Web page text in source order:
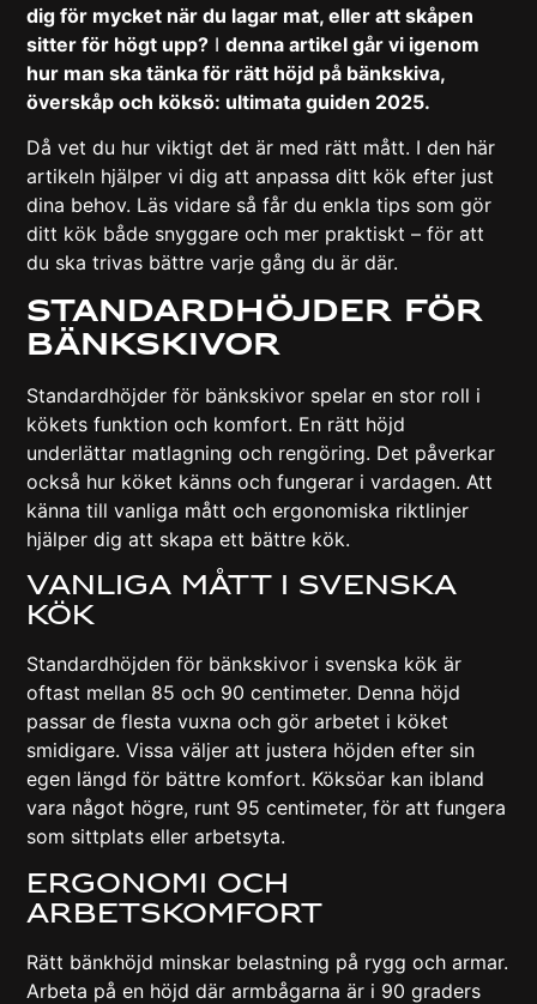
dig för mycket när du lagar mat, eller att skåpen
sitter för högt upp? Idenna artikel går vi igenom
hur man ska tänka för rätt höjd på bänkskiva,
överskåp och köksö: ultimata guiden 2025.
Då vet du hur viktigt det är med rätt mått. I den här
artikeln hjälper vi dig att anpassa ditt kök efter just
dina behov. Läs vidare så får du enkla tips som gör
ditt kök både snyggare och mer praktiskt – för att
du ska trivas bättre varje gång du är där.
Standardhöjder för
bänkskivor
Standardhöjder för bänkskivor spelar en stor roll i
kökets funktion och komfort. En rätt höjd
underlättar matlagning och rengöring. Det påverkar
också hur köket känns och fungerar i vardagen. Att
känna till vanliga mått och ergonomiska riktlinjer
hjälper dig att skapa ett bättre kök.
Vanliga mått i svenska
kök
Standardhöjden för bänkskivor i svenska kök är
oftast mellan 85 och 90 centimeter. Denna höjd
passar de flesta vuxna och gör arbetet i köket
smidigare. Vissa väljer att justera höjden efter sin
egen längd för bättre komfort. Köksöar kan ibland
vara något högre, runt 95 centimeter, för att fungera
som sittplats eller arbetsyta.
Ergonomi och
arbetskomfort
Rätt bänkhöjd minskar belastning på rygg och armar.
Arbeta på en höjd där armbågarna är i 90 graders